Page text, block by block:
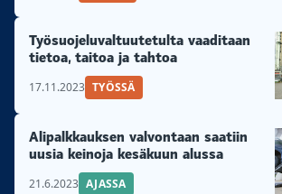
Työsuojeluvaltuutetulta vaaditaan
tietoa, taitoa ja tahtoa
17.11.2023 TYÖSSÄ
Alipalkkauksen valvontaan saatiin
uusia keinoja kesäkuun alussa
21.6.2023 AJASSA